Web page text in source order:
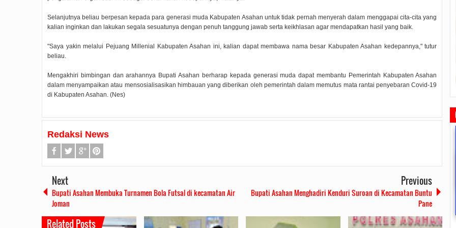
Selanjutnya beliau berpesan kepada para generasi muda Kabupaten Asahan untuk tidak pernah menyerah dalam menggapai cita-cita yang
kalian inginkan dan lakukan segala sesuatunya dengan penuh tanggung jawab serta keikhlasan agar mendapatkan hasil yang baik.
"Saya yakin melalui Pejuang Millenial Kabupaten Asahan ini, kalian dapat membawa nama besar Kabupaten Asahan kedepannya," tutur
beliau.
Mengakhiri bimbingan dan arahannya Bupati Asahan berharap kepada generasi muda dapat membantu Pemerintah Kabupaten Asahan
dalam menyampaikan atau mensosialisasikan himbauan yang diberikan oleh pemerintah dalam memutus mata rantai penyebaran Covid-19
di Kabupaten Asahan. (Nes)
Redaksi News
Next
Bupati Asahan Membuka Turnamen Bola Futsal di kecamatan Air
Joman
Previous
Bupati Asahan Menghadiri Kenduri Suroan di Kecamatan Buntu
Pane
Related Posts 2019/07/160 Comments 2019/06/190 Comments
Safari Ramadhan Walikota
Silahturahmi Dan Komunikasi
Dengan Masyarakat
2019/05/140